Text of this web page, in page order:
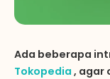
Ada beberapa
Tokopedia , agar